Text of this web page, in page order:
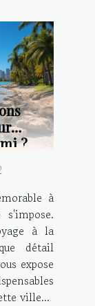
?
à
à la
détail
expose
ville...